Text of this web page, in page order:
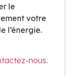
le
votre
l’énergie.
nous.